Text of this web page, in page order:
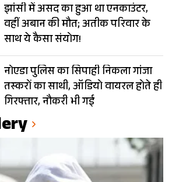
झांसी में असद का हुआ था एनकाउंटर,
वहीं अबान की मौत; अतीक परिवार के
साथ ये कैसा संयोग!
नोएडा पुलिस का सिपाही निकला गांजा
तस्करों का साथी, ऑडियो वायरल होते ही
गिरफ्तार, नौकरी भी गई